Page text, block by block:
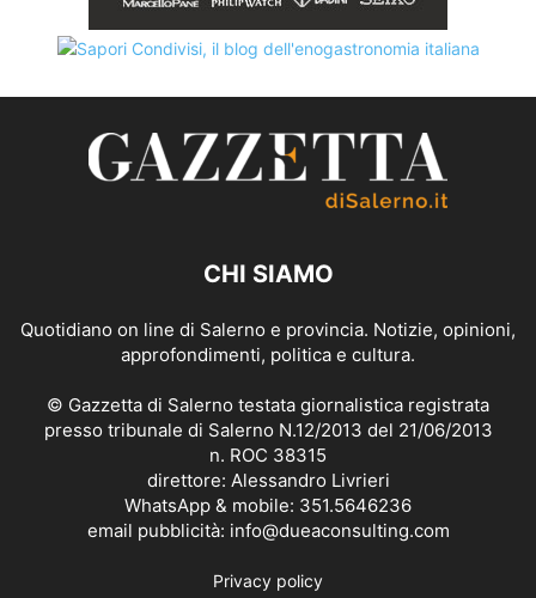
CHI SIAMO
Quotidiano on line di Salerno e provincia. Notizie, opinioni,
approfondimenti, politica e cultura.
© Gazzetta di Salerno testata giornalistica registrata
presso tribunale di Salerno N.12/2013 del 21/06/2013
n. ROC 38315
direttore: Alessandro Livrieri
WhatsApp & mobile: 351.5646236
email pubblicità: info@dueaconsulting.com
Privacy policy